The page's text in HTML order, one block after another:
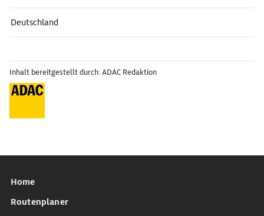
Deutschland
Inhalt bereitgestellt durch: ADAC Redaktion
Home
Routenplaner